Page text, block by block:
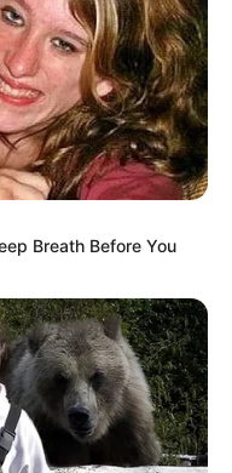
Breath Before You